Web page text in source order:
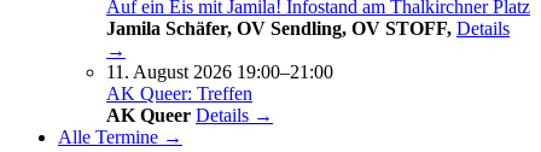
Auf ein Eis mit Jamila! Infostand am Thalkirchner Platz
Jamila Schäfer, OV Sendling, OV STOFF, Details
→
11. August 2026 19:00–21:00
AK Queer: Treffen
AK Queer Details →
Alle Termine →